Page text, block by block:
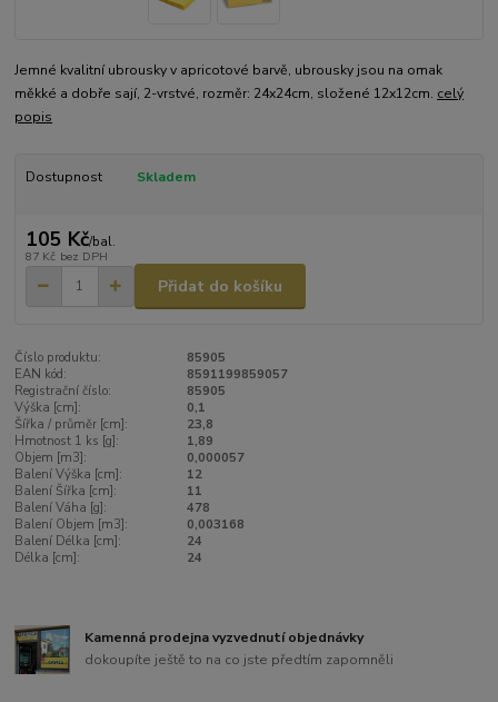
Jemné kvalitní ubrousky v apricotové barvě, ubrousky jsou na omak
měkké a dobře sají, 2-vrstvé, rozměr: 24x24cm, složené 12x12cm. celý
popis
Dostupnost Skladem
105 Kč/bal.
87 Kč bez DPH
Přidat do košíku
Číslo produktu:
85905
EAN kód:
8591199859057
Registrační číslo:
85905
Výška [cm]:
0,1
Šířka / průměr [cm]:
23,8
Hmotnost 1 ks [g]:
1,89
Objem [m3]:
0,000057
Balení Výška [cm]:
12
Balení Šířka [cm]:
11
Balení Váha [g]:
478
Balení Objem [m3]:
0,003168
Balení Délka [cm]:
24
Délka [cm]:
24
Kamenná prodejna vyzvednutí objednávky
dokoupíte ještě to na co jste předtím zapomněli